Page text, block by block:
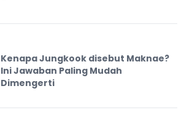
Kenapa Jungkook disebut Maknae?
Ini Jawaban Paling Mudah
Dimengerti